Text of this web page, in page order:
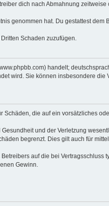
dich nach Abmahnung zeitweise
genommen hat. Du gestattest dem
Schaden zuzufügen.
handelt;
wird. Sie können insbesondere die
die auf ein vorsätzliches
und der Verletzung
begrenzt. Dies gilt auch für
auf die bei Vertragsschluss
Gewinn.